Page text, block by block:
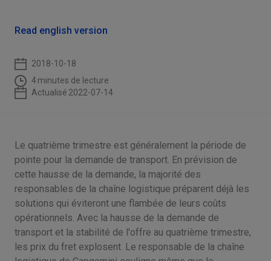
2018-10-18
4minutes de lecture
Actualisé 2022-07-14
Read english version
Le quatrième trimestre est généralement la période de
pointe pour la demande de transport. En prévision de
cette hausse de la demande, la majorité des
responsables de la chaîne logistique préparent déjà les
solutions qui éviteront une flambée de leurs coûts
opérationnels. Avec la hausse de la demande de
transport et la stabilité de l'offre au quatrième trimestre,
les prix du fret explosent. Le responsable de la chaîne